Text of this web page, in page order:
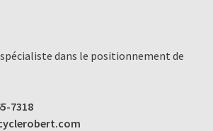
dans le positionnement de
7318